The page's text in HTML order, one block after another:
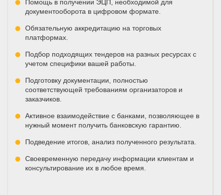
Помощь в получении ЭЦП, необходимой для
документооборота в цифровом формате.
Обязательную аккредитацию на торговых
платформах.
Подбор подходящих тендеров на разных ресурсах с
учетом специфики вашей работы.
Подготовку документации, полностью
соответствующей требованиям организаторов и
заказчиков.
Активное взаимодействие с банками, позволяющее в
нужный момент получить банковскую гарантию.
Подведение итогов, анализ полученного результата.
Своевременную передачу информации клиентам и
консультирование их в любое время.